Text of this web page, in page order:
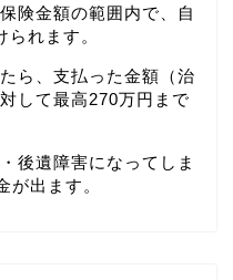
険金額の範囲内で、自
れます。
ら、支払った金額（治
して最高270万円まで
後遺障害になってしま
が出ます。